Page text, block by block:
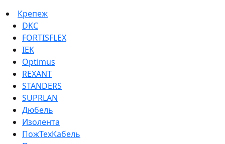
Крепеж
DKC
FORTISFLEX
IEK
Optimus
REXANT
STANDERS
SUPRLAN
Дюбель
Изолента
ПожТехКабель